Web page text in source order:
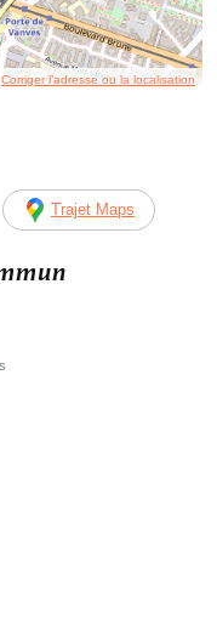
Corriger l’adresse ou la localisation
Trajet Maps